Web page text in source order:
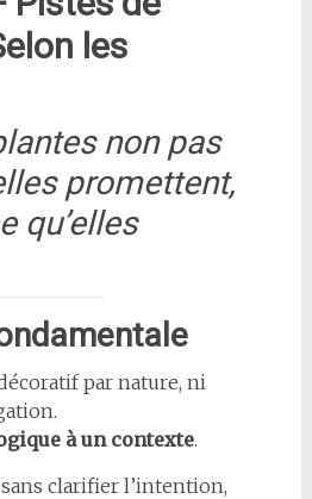
les
non pas
promettent,
qu’elles
par nature, ni
à un contexte.
clarifier l’intention,